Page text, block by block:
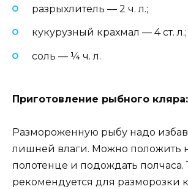
разрыхлитель — 2 ч. л.;
кукурузный крахмал — 4 ст. л.;
соль — ¼ ч. л.
Приготовление рыбного кляра:
Размороженную рыбу надо
лишней влаги. Можно положить
полотенце и подождать полчаса.
рекомендуется для разморозки